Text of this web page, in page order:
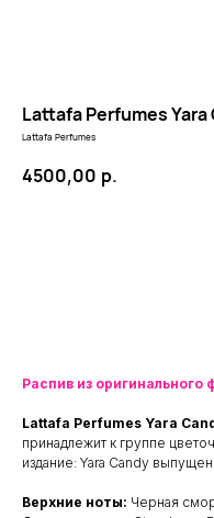
Lattafa Perfumes Yara
Lattafa Perfumes
4500,00 р.
Распив из оригинального
Lattafa Perfumes Yara
принадлежит к группе
издание: Yara Candy
Верхние ноты: Черная
КЛИЕНТАМ
Контакты